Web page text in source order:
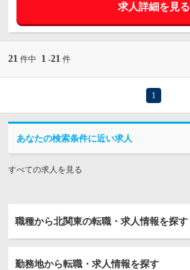
求人詳細を見る
21 件中 1 -21 件
1
あなたの検索条件に近い求人
すべての求人を見る
職種から北関東の転職・求人情報を探す
勤務地から転職・求人情報を探す